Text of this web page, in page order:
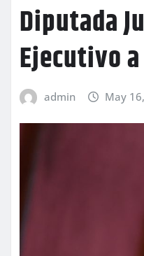
Diputada
Ejecutivo
admin May